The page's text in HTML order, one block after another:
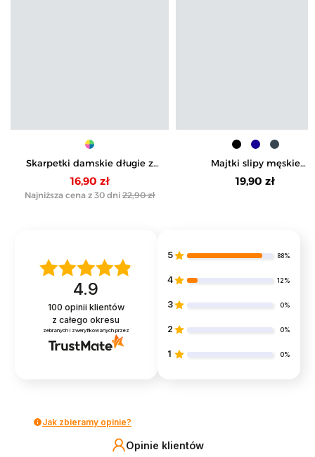
Skarpetki damskie długie z
ażurowym wzorem 3-pak
16,90 zł
Najniższa cena z 30 dni 22,90 zł
Majtki slipy męskie
bambusowe
19,90 zł
4.9
100 opinii klientów
z całego okresu
zebranych i zweryfikowanych przez
5 88%
4 12%
3 0%
2 0%
1 0%
Jak zbieramy opinie?
Opinie klientów